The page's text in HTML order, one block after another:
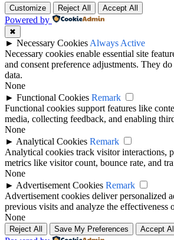
Customize Reject All Accept All
Powered by
✖
► Necessary Cookies Always Active
Necessary cookies enable essential site
and consent preference adjustments. They
data.
None
► Functional Cookies Remark
Functional cookies support features like
media, collecting feedback, and enabling
None
► Analytical Cookies Remark
Analytical cookies track visitor interactions,
metrics like visitor count, bounce rate, and
None
► Advertisement Cookies Remark
Advertisement cookies deliver personalized
previous visits and analyze the effectiveness
None
Reject All Save My Preferences Accept All